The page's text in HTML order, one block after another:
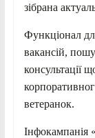
зібрана
Функціонал
вакансій,
консультації
ветеранок.
Інфокампанія